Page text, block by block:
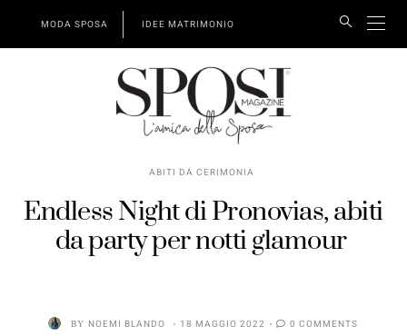
MODA SPOSA IDEE MATRIMONIO
ABITI DA CERIMONIA
Endless Night di Pronovias, abiti
da party per notti glamour
BY NOEMI BLANDO 18 MAGGIO 2022 0 COMMENTS